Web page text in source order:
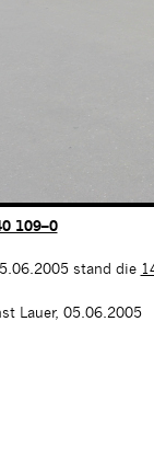
109–0
stand die
Lauer, 05.06.2005